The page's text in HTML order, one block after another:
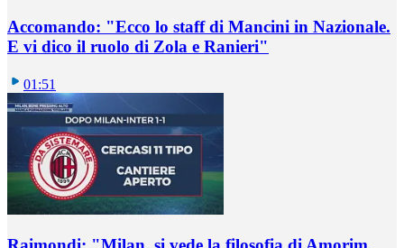
Accomando: "Ecco lo staff di Mancini in Nazionale.
E vi dico il ruolo di Zola e Ranieri"
01:51